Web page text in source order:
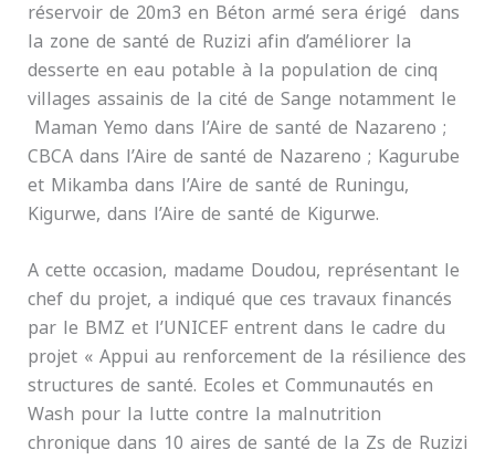
réservoir de 20m3 en Béton armé sera érigé dans
la zone de santé de Ruzizi afin d’améliorer la
desserte en eau potable à la population de cinq
villages assainis de la cité de Sange notamment le
Maman Yemo dans l’Aire de santé de Nazareno ;
CBCA dans l’Aire de santé de Nazareno ; Kagurube
et Mikamba dans l’Aire de santé de Runingu,
Kigurwe, dans l’Aire de santé de Kigurwe.
A cette occasion, madame Doudou, représentant le
chef du projet, a indiqué que ces travaux financés
par le BMZ et l’UNICEF entrent dans le cadre du
projet « Appui au renforcement de la résilience des
structures de santé. Ecoles et Communautés en
Wash pour la lutte contre la malnutrition
chronique dans 10 aires de santé de la Zs de Ruzizi